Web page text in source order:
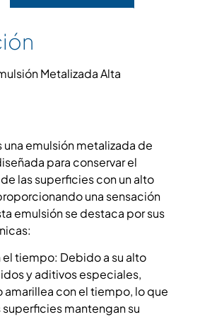
Metalizada Alta
una emulsión metalizada de
para conservar el
las superficies con un alto
una sensación
emulsión se destaca por sus
el tiempo: Debido a su alto
y aditivos especiales,
amarillea con el tiempo, lo que
superficies mantengan su